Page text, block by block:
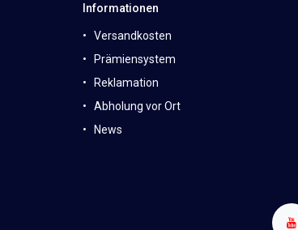
Informationen
Versandkosten
Prämiensystem
Reklamation
Abholung vor Ort
News